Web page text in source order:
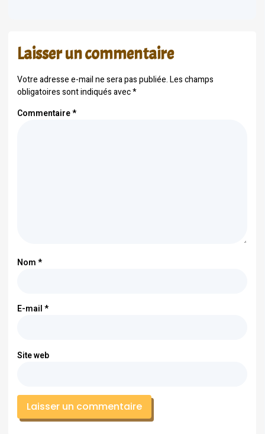
Laisser un commentaire
Votre adresse e-mail ne sera pas publiée.Les champs
obligatoires sont indiqués avec*
Commentaire*
Nom*
E-mail*
Site web